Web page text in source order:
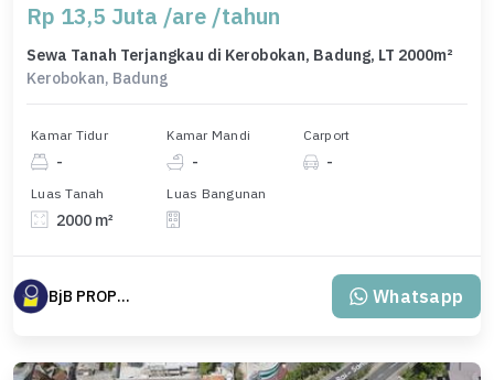
Rp 13,5 Juta /are /tahun
Sewa Tanah Terjangkau di Kerobokan, Badung, LT 2000m²
Kerobokan, Badung
Kamar Tidur
-
Kamar Mandi
-
Carport
-
Luas Tanah
2000 m²
Luas Bangunan
BjB PROPERTINDO BALI Whatsapp